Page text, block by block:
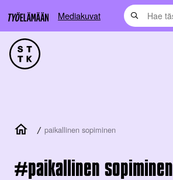
Mediakuvat
/ paikallinen sopiminen
paikallinen sopiminen